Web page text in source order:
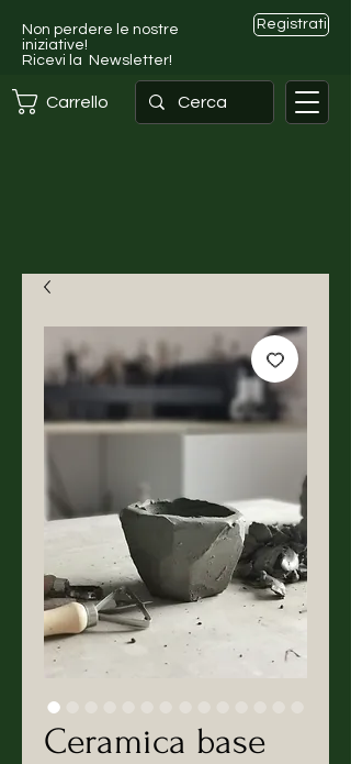
Non perdere le nostre
iniziative!
Ricevi la Newsletter!
Registrati
Carrello
Ceramica base